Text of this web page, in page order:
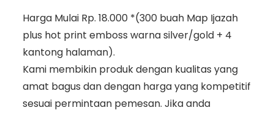
Harga Mulai Rp. 18.000 *(300 buah Map Ijazah
plus hot print emboss warna silver/gold + 4
kantong halaman).
Kami membikin produk dengan kualitas yang
amat bagus dan dengan harga yang kompetitif
sesuai permintaan pemesan. Jika anda